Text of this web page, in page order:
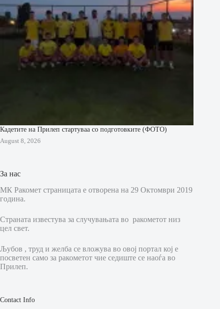
Кадетите на Прилеп стартуваа со подготовките (ФОТО)
August 8, 2026
За нас
МК Ракомет страницата е отворена на 29 Октомври 2019
година.
Страната известува за случувањата во ракометот низ
цел свет.
Љубов , труд и желба се вложува во овој портал кој е
посветен само за ракометот чие седиште се наоѓа во
Прилеп.
Contact Info